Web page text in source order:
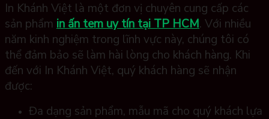
In Khánh Việt là một đơn vị chuyên cung cấp các
sản phẩm in ấn tem uy tín tại TP HCM. Với nhiều
năm kinh nghiệm trong lĩnh vực này, chúng tôi có
thể đảm bảo sẽ làm hài lòng cho khách hàng. Khi
đến với In Khánh Việt, quý khách hàng sẽ nhận
được:
Đa dạng sản phẩm, mẫu mã cho quý khách lựa